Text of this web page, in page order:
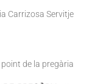
Carrizosa Servitje
de la pregària